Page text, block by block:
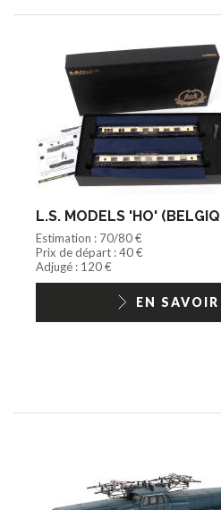
L.S. MODELS 'HO'
Estimation : 70/80 €
Prix de départ : 40 €
Adjugé : 120 €
EN